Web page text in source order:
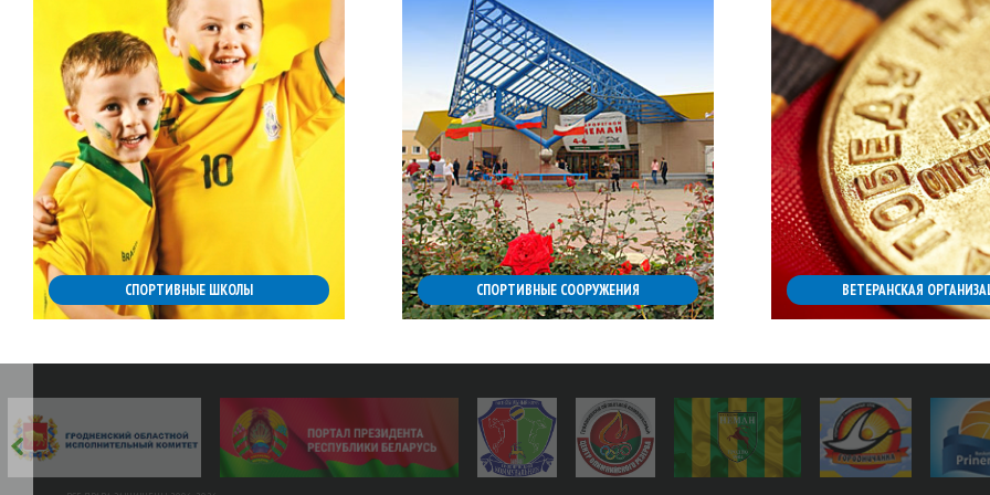
СПОРТИВНЫЕ ШКОЛЫ СПОРТИВНЫЕ СООРУЖЕНИЯ ВЕТЕРАНСКАЯ